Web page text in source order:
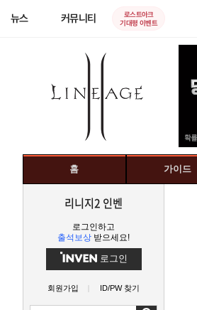
뉴스 커뮤니티
로스트아크
기대평 이벤트
홈 가이드
리니지2 인벤
로그인하고
출석보상 받으세요!
로그인
회원가입 ID/PW 찾기